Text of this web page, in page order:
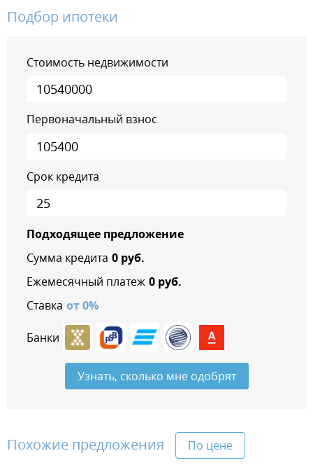
Подбор ипотеки
Стоимость недвижимости
Первоначальный взнос
Срок кредита
Подходящее предложение
Сумма кредита 0руб.
Ежемесячный платеж 0руб.
Ставка от0%
Банки
Узнать, сколько мне одобрят
Похожие предложения По цене